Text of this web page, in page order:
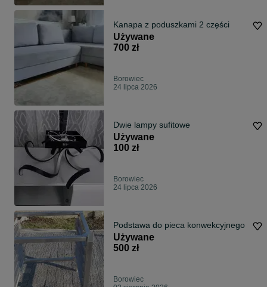
Kanapa z poduszkami 2 części
Używane
700 zł
Borowiec
24 lipca 2026
Dwie lampy sufitowe
Używane
100 zł
Borowiec
24 lipca 2026
Podstawa do pieca konwekcyjnego
Używane
500 zł
Borowiec